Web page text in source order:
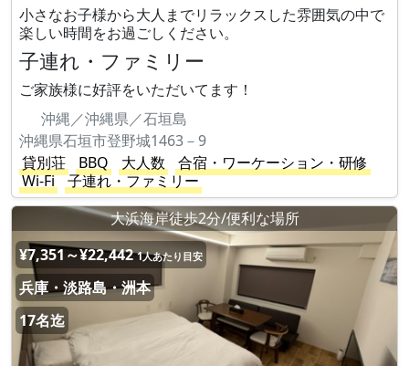
小さなお子様から大人までリラックスした雰囲気の中で
楽しい時間をお過ごしください。
子連れ・ファミリー
ご家族様に好評をいただいてます！
沖縄／沖縄県／石垣島
沖縄県石垣市登野城1463－9
貸別荘
BBQ 大人数
合宿・ワーケーション・研修
Wi-Fi
子連れ・ファミリー
大浜海岸徒歩2分/便利な場所
¥7,351～¥22,442 1人あたり目安
兵庫・淡路島・洲本
17名迄